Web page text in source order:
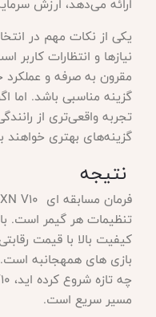
ارائه می‌دهد، ارزش
یکی از نکات مهم در
نیازها و انتظارات کاربر
گزینه مناسبی باشد. اما
گزینه‌های بهتری خواهند
نتیجه
تنظیمات هر گیمر است. با
بازی های همهجانبه
مسیر سریع است.